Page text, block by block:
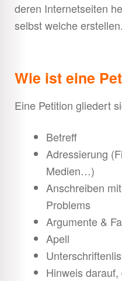
deren Internetseiten
selbst welche erstellen.
Wie ist eine
Eine Petition gliedert
Betreff
Adressierung
Medien…)
Anschreiben
Problems
Argumente &
Apell
Hinweis